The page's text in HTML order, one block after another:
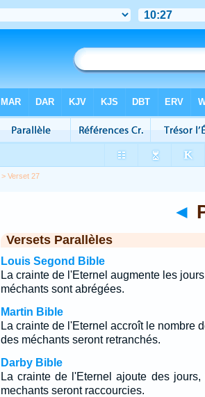
> Verset 27
◄
Versets Parallèles
Louis Segond Bible
La crainte de l'Eternel augmente les
méchants sont abrégées.
Martin Bible
La crainte de l'Eternel accroît le nombre
des méchants seront retranchés.
Darby Bible
La crainte de l'Eternel ajoute des
mechants seront raccourcies.